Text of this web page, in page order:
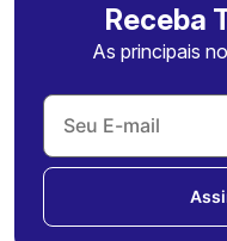
Receba
As principais